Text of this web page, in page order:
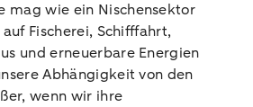
mag wie ein Nischensektor
Fischerei, Schifffahrt,
und erneuerbare Energien
Abhängigkeit von den
wenn wir ihre